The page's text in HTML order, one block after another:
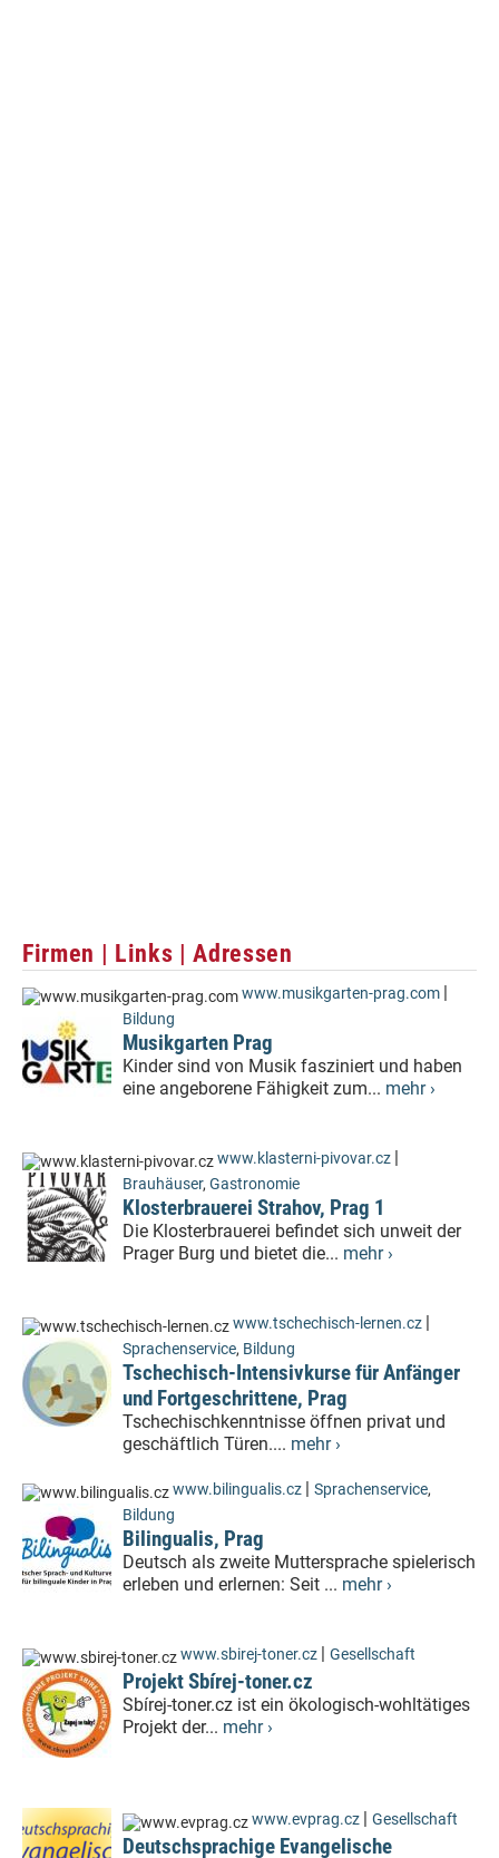
Firmen | Links | Adressen
www.musikgarten-prag.com |
Bildung
Musikgarten Prag
Kinder sind von Musik fasziniert und haben
eine angeborene Fähigkeit zum... mehr ›
www.klasterni-pivovar.cz |
Brauhäuser, Gastronomie
Klosterbrauerei Strahov, Prag 1
Die Klosterbrauerei befindet sich unweit der
Prager Burg und bietet die... mehr ›
www.tschechisch-lernen.cz |
Sprachenservice, Bildung
Tschechisch-Intensivkurse für Anfänger
und Fortgeschrittene, Prag
Tschechischkenntnisse öffnen privat und
geschäftlich Türen.... mehr ›
www.bilingualis.cz | Sprachenservice,
Bildung
Bilingualis, Prag
Deutsch als zweite Muttersprache spielerisch
erleben und erlernen: Seit ... mehr ›
www.sbirej-toner.cz | Gesellschaft
Projekt Sbírej-toner.cz
Sbírej-toner.cz ist ein ökologisch-wohltätiges
Projekt der... mehr ›
www.evprag.cz | Gesellschaft
Deutschsprachige Evangelische